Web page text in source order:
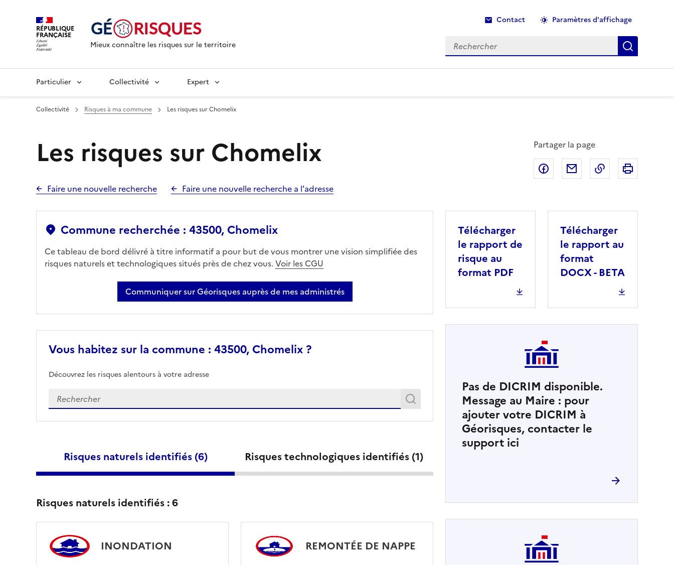
RÉPUBLIQUE
FRANÇAISE
Mieux connaître les risques sur le territoire
Contact Paramètres d'affichage
Rechercher Recherche
Particulier Collectivité Expert
Collectivité Risques à ma commune Les risques sur Chomelix
Les risques sur Chomelix
Faire une nouvelle recherche Faire une nouvelle recherche a l'adresse
Partager la page
Partager sur Facebook
Partager par email
Copier dans le
Commune recherchée : 43500, Chomelix
Ce tableau de bord délivré à titre informatif a pour but de vous montrer une vision simplifiée des
risques naturels et technologiques situés près de chez vous. Voir les CGU
Communiquer sur Géorisques auprès de mes administrés
Vous habitez sur la commune : 43500, Chomelix ?
Découvrez les risques alentours à votre adresse
Veuillez renseigner votre adresse exacte Rechercher
Recherche
Risques naturels identifiés (6) Risques technologiques identifiés (1)
Risques naturels identifiés :6
INONDATION REMONTÉE DE NAPPE
Télécharger
le rapport de
risque au
format PDF
Télécharger
le rapport au
format
DOCX - BETA
Pas de DICRIM disponible.
Message au Maire : pour
ajouter votre DICRIM à
Géorisques, contacter le
support ici